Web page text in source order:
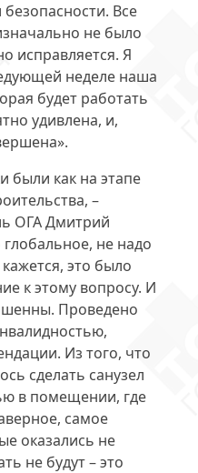
Все
не было
исправляется. Я
неделе наша
будет работать
удивлена, и,
были как на этапе
–
ОГА Дмитрий
не надо
это было
к этому вопросу. И
Проведено
Из того, что
сделать санузел
в помещении, где
самое
оказались не
не будут – это